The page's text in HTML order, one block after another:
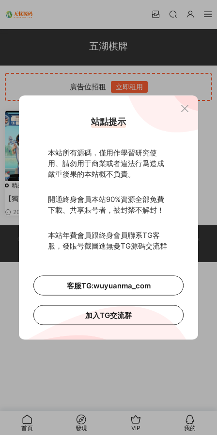
五湖棋牌
廣告位招租 立即租用
精品源碼
【獨家首發】最新更新量推五湖
版第二代版本，完整組件+已測試
完整搭建+代理正常
2020-04-01 380
© 2018-2026 Theme by - 無憂源碼 & Wuyuanma.Com Theme. All rights
reserved
首頁 發現 VIP 我的
站點提示
本站所有源碼，僅用作學習研究使
用、請勿用于商業或者違法行爲造成
嚴重後果的本站概不負責。
開通終身會員本站90%資源全部免費
下載、共享賬号者，被封禁不解封！
本站年費會員跟終身會員聯系TG客
服，發賬号截圖進無憂TG源碼交流群
客服TG:wuyuanma_com
加入TG交流群